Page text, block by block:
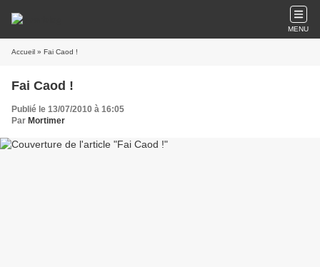
MENU
Accueil » Fai Caod !
Fai Caod !
Publié le 13/07/2010 à 16:05
Par Mortimer